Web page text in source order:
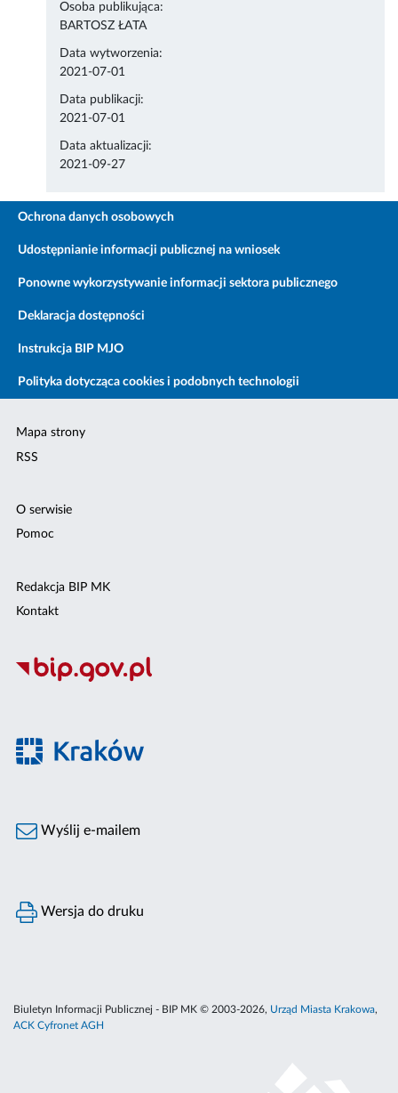
Osoba publikująca:
BARTOSZ ŁATA
Data wytworzenia:
2021-07-01
Data publikacji:
2021-07-01
Data aktualizacji:
2021-09-27
Ochrona danych osobowych
Udostępnianie informacji publicznej na wniosek
Ponowne wykorzystywanie informacji sektora publicznego
Deklaracja dostępności
Instrukcja BIP MJO
Polityka dotycząca cookies i podobnych technologii
Mapa strony
RSS
O serwisie
Pomoc
Redakcja BIP MK
Kontakt
Wyślij e-mailem
Wersja do druku
Biuletyn Informacji Publicznej - BIP MK © 2003-2026, Urząd Miasta Krakowa,
ACK Cyfronet AGH